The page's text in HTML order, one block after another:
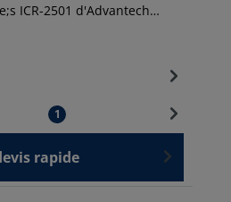
ICR-2501 d'Advantech…
1
rapide